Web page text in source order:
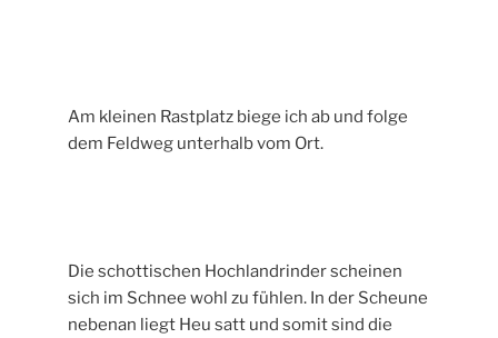
Am kleinen Rastplatz biege ich ab und folge
dem Feldweg unterhalb vom Ort.
Die schottischen Hochlandrinder scheinen
sich im Schnee wohl zu fühlen. In der Scheune
nebenan liegt Heu satt und somit sind die